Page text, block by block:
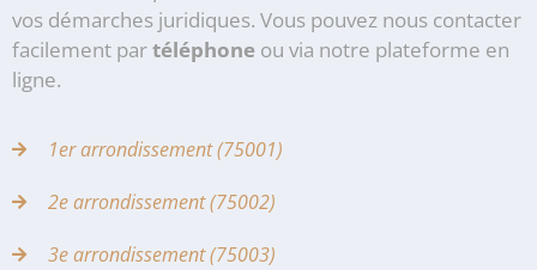
vos démarches juridiques. Vous pouvez nous contacter
facilement partéléphone ou via notre plateforme en
ligne.
1er arrondissement (75001)
2e arrondissement (75002)
3e arrondissement (75003)